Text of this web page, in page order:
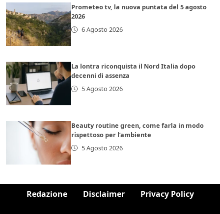
Prometeo tv, la nuova puntata del 5 agosto
2026
6 Agosto 2026
La lontra riconquista il Nord Italia dopo
decenni di assenza
5 Agosto 2026
Beauty routine green, come farla in modo
rispettoso per l’ambiente
5 Agosto 2026
Redazione Disclaimer Privacy Policy